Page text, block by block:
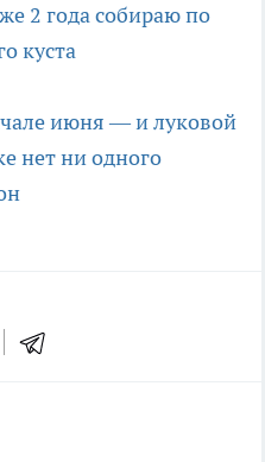
2 года собираю по
куста
июня — и луковой
нет ни одного